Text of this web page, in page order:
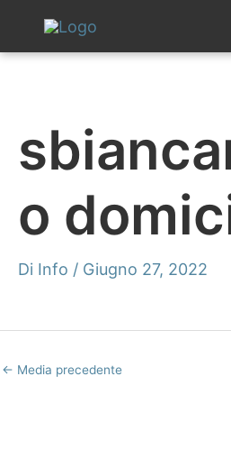
contenuto
o
Di Info / Giugno 27, 2022
← Media precedente